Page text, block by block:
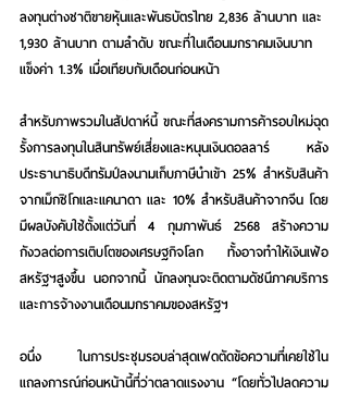
ลงทุนต่างชาติขายหุ้นและพันธบัตรไทย 2,836 ล้านบาท และ
1,930 ล้านบาท ตามลำดับ ขณะที่ในเดือนมกราคมเงินบาท
แข็งค่า 1.3% เมื่อเทียบกับเดือนก่อนหน้า
สำหรับภาพรวมในสัปดาห์นี้ ขณะที่สงครามการค้ารอบใหม่ฉุด
รั้งการลงทุนในสินทรัพย์เสี่ยงและหนุนเงินดอลลาร์ หลัง
ประธานาธิบดีทรัมป์ลงนามเก็บภาษีนำเข้า 25% สำหรับสินค้า
จากเม็กซิโกและแคนาดา และ 10% สำหรับสินค้าจากจีน โดย
มีผลบังคับใช้ตั้งแต่วันที่ 4 กุมภาพันธ์ 2568 สร้างความ
กังวลต่อการเติบโตของเศรษฐกิจโลก ทั้งอาจทำให้เงินเฟ้อ
สหรัฐฯสูงขึ้น นอกจากนี้ นักลงทุนจะติดตามดัชนีภาคบริการ
และการจ้างงานเดือนมกราคมของสหรัฐฯ
อนึ่ง ในการประชุมรอบล่าสุดเฟดตัดข้อความที่เคยใช้ใน
แถลงการณ์ก่อนหน้านี้ที่ว่าตลาดแรงงาน “โดยทั่วไปลดความ